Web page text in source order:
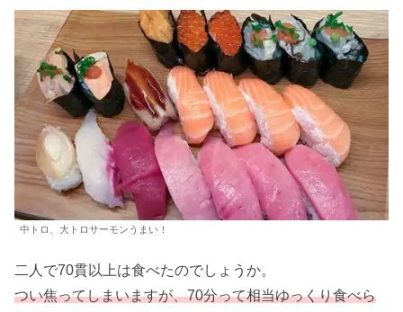
中トロ、大トロサーモンうまい！
二人で70貫以上は食べたのでしょうか。
つい焦ってしまいますが、70分って相当ゆっくり食べら